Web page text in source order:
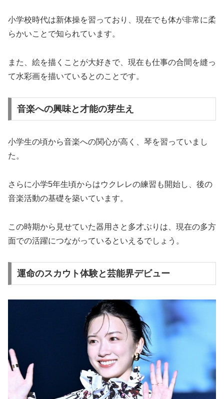
小学校時代は新体操を習っており、現在でも体が非常に柔
らかいことで知られています。
また、絵を描くことが大好きで、現在も仕事の合間を縫っ
て水彩画を描いているとのことです。
音楽への興味と才能の芽生え
小学生の頃から音楽への関心が高く、琴を習っていまし
た。
さらに小学5年生頃からはウクレレの練習も開始し、後の
音楽活動の基礎を築いています。
この時期から見せていた器用さと多才ぶりは、現在の多方
面での活躍につながっているといえるでしょう。
運命のスカウト体験と芸能界デビュー